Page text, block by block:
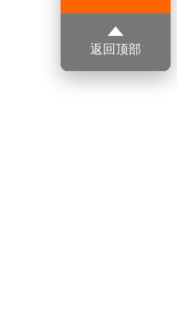
返回顶部